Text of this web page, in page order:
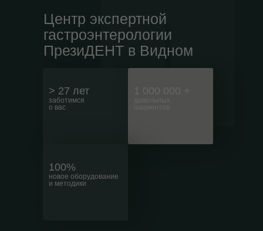
> 27 лет
заботимся
о вас
1 000 000 +
довольных
пациентов
100%
новое оборудование
и методики
Центр экспертной
гастроэнтерологии
ПрезиДЕНТ в Видном